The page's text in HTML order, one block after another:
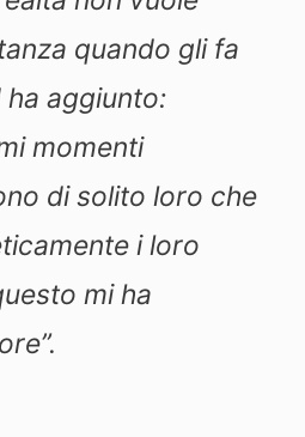
quando gli fa
ha aggiunto:
momenti
di solito loro che
i loro
mi ha